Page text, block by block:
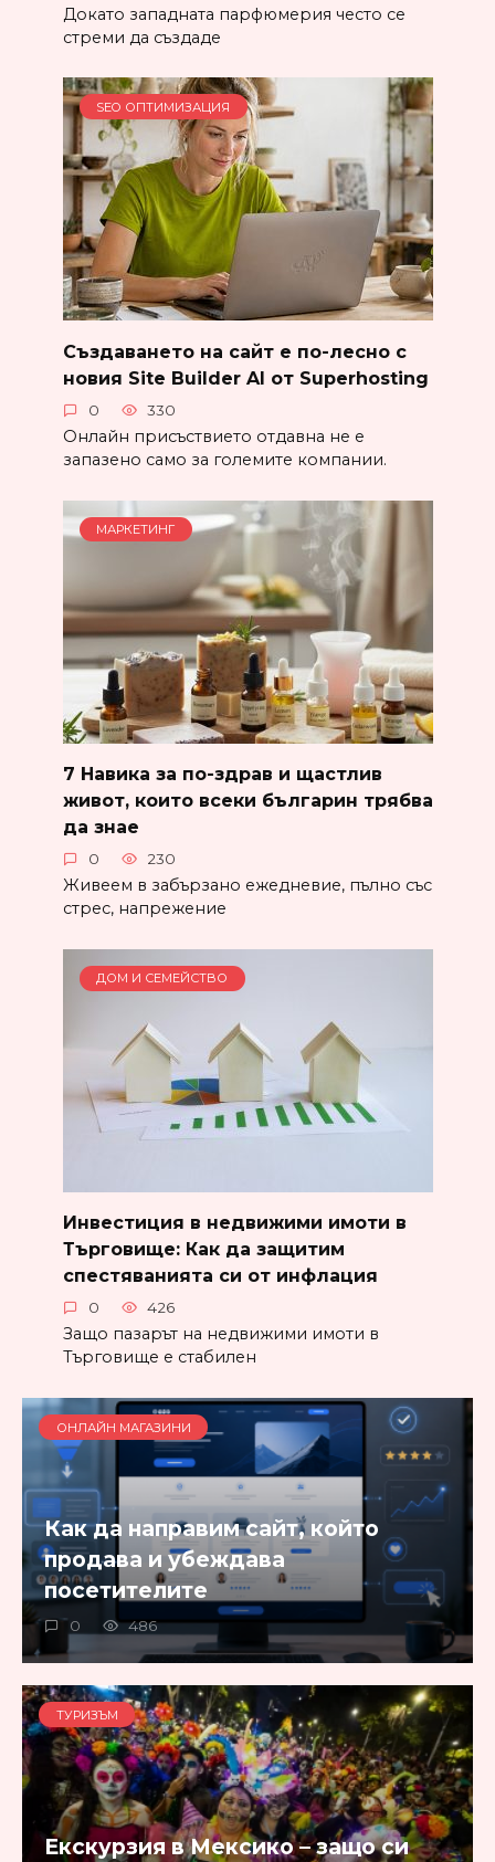
Докато западната парфюмерия често се
стреми да създаде
SEO ОПТИМИЗАЦИЯ
Създаването на сайт е по-лесно с
новия Site Builder AI от Superhosting
0 330
Онлайн присъствието отдавна не е
запазено само за големите компании.
МАРКЕТИНГ
7 Навика за по-здрав и щастлив
живот, които всеки българин трябва
да знае
0 230
Живеем в забързано ежедневие, пълно със
стрес, напрежение
ДОМ И СЕМЕЙСТВО
Инвестиция в недвижими имоти в
Търговище: Как да защитим
спестяванията си от инфлация
0 426
Защо пазарът на недвижими имоти в
Търговище е стабилен
ОНЛАЙН МАГАЗИНИ
Как да направим сайт, който
продава и убеждава
посетителите
0 486
ТУРИЗЪМ
Екскурзия в Мексико – защо си